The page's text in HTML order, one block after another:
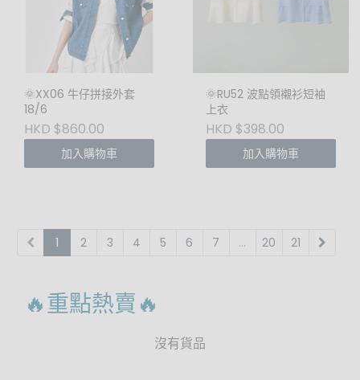
🌞XX06 牛仔拼接外套
18/6
HKD $860.00
加入購物車
🌞RU52 波點領襯衫短袖
上衣
HKD $398.00
加入購物車
1 2 3 4 5 6 7 ... 20 21
🔥重點熱賣🔥
沒有貨品